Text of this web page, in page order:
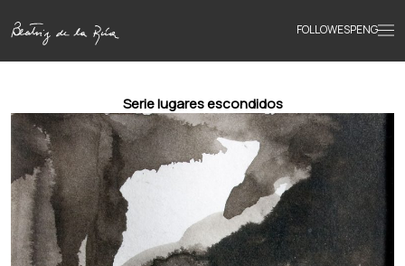
FOLLOWESPENG
Accueil
Œuvres
Textes
Serie lugares escondidos